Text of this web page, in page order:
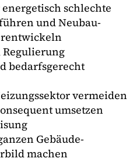
schlechte
und Neubau-
bedarfsgerecht
vermeiden
umsetzen
Gebäude-
machen